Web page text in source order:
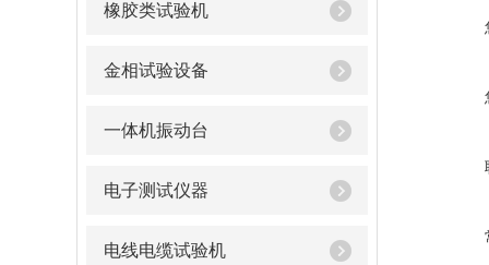
橡胶类试验机
金相试验设备
一体机振动台
电子测试仪器
电线电缆试验机